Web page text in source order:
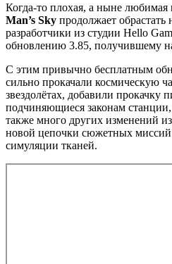
Когда-то плохая, а ныне любимая
Man’s Sky продолжает
разработчики из студии Hello
обновлению 3.85, получившему
С этим привычно бесплатным
сильно прокачали космическую
звездолётах, добавили прокачку
подчиняющиеся законам
также много других изменений
новой цепочки сюжетных миссий
симуляции тканей.